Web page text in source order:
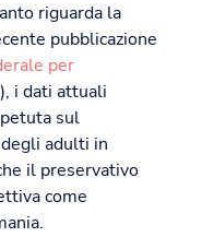
riguarda la
pubblicazione
per
), i dati attuali
sul
adulti in
il preservativo
come